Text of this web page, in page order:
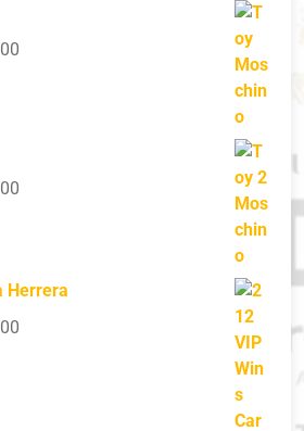
Herrera